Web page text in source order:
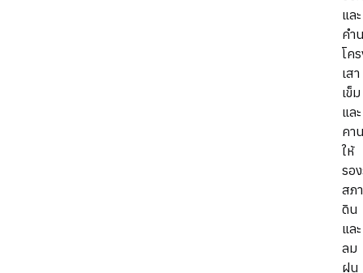
และ
คำ
โค
เสา
เข็ม
และ
คา
ให้
รอ
สภ
ดิน
และ
ลม
ฝน